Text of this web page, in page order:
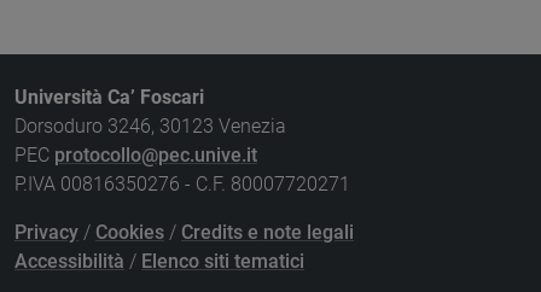
Università Ca’ Foscari
Dorsoduro 3246, 30123 Venezia
PEC protocollo@pec.unive.it
P.IVA 00816350276 - C.F. 80007720271
Privacy / Cookies / Credits e note legali
Accessibilità / Elenco siti tematici